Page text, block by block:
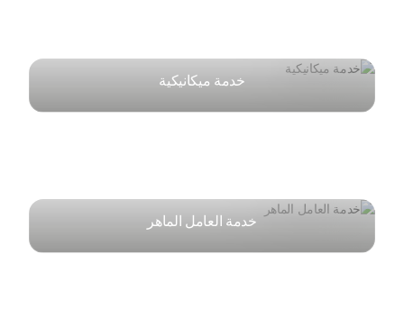
خدمة ميكانيكية
خدمة العامل الماهر